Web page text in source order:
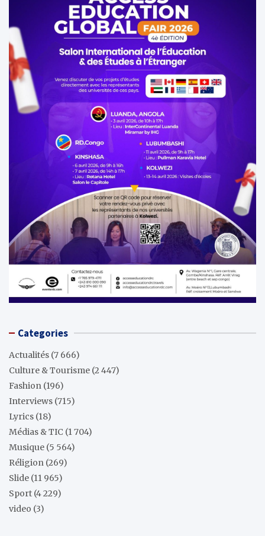
Categories
Actualités (7 666)
Culture & Tourisme (2 447)
Fashion (196)
Interviews (715)
Lyrics (18)
Médias & TIC (1 704)
Musique (5 564)
Réligion (269)
Slide (11 965)
Sport (4 229)
video (3)